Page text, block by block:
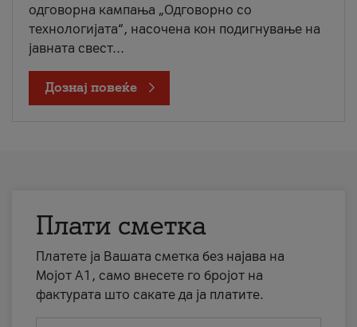
одговорна кампања „Одговорно со
технологијата“, насочена кон подигнување на
јавната свест...
Дознај повеќе
Плати сметка
Платете ја Вашата сметка без најава на
Мојот А1, само внесете го бројот на
фактурата што сакате да ја платите.